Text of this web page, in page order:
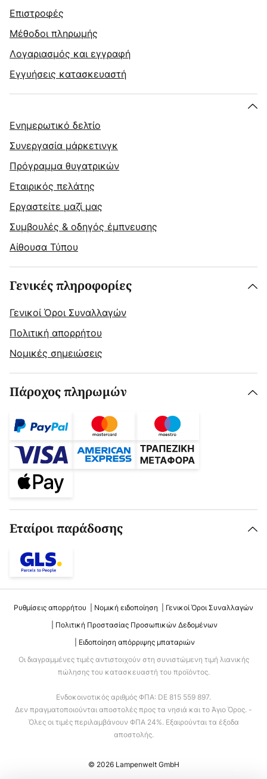
Επιστροφές
Μέθοδοι πληρωμής
Λογαριασμός και εγγραφή
Εγγυήσεις κατασκευαστή
Ενημερωτικό δελτίο
Συνεργασία μάρκετινγκ
Πρόγραμμα θυγατρικών
Εταιρικός πελάτης
Εργαστείτε μαζί μας
Συμβουλές & οδηγός έμπνευσης
Αίθουσα Τύπου
Γενικές πληροφορίες
Γενικοί Όροι Συναλλαγών
Πολιτική απορρήτου
Νομικές σημειώσεις
Πάροχος πληρωμών
Εταίροι παράδοσης
Ρυθμίσεις απορρήτου Νομική ειδοποίηση
Γενικοί Όροι Συναλλαγών
Πολιτική Προστασίας Προσωπικών Δεδομένων
Ειδοποίηση απόρριψης μπαταριών
Οι διαγραμμένες τιμές αντιστοιχούν στη συνιστώμενη τιμή λιανικής
πώλησης του κατασκευαστή του προϊόντος.
Ενδοκοινοτικός αριθμός ΦΠΑ: DE 815 559 897.
Δεν πραγματοποιούνται αποστολές προς τα νησιά και το Άγιο Όρος. -
Όλες οι τιμές περιλαμβάνουν ΦΠΑ 24%. Εξαιρούνται τα έξοδα
αποστολής.
© 2026 Lampenwelt GmbH